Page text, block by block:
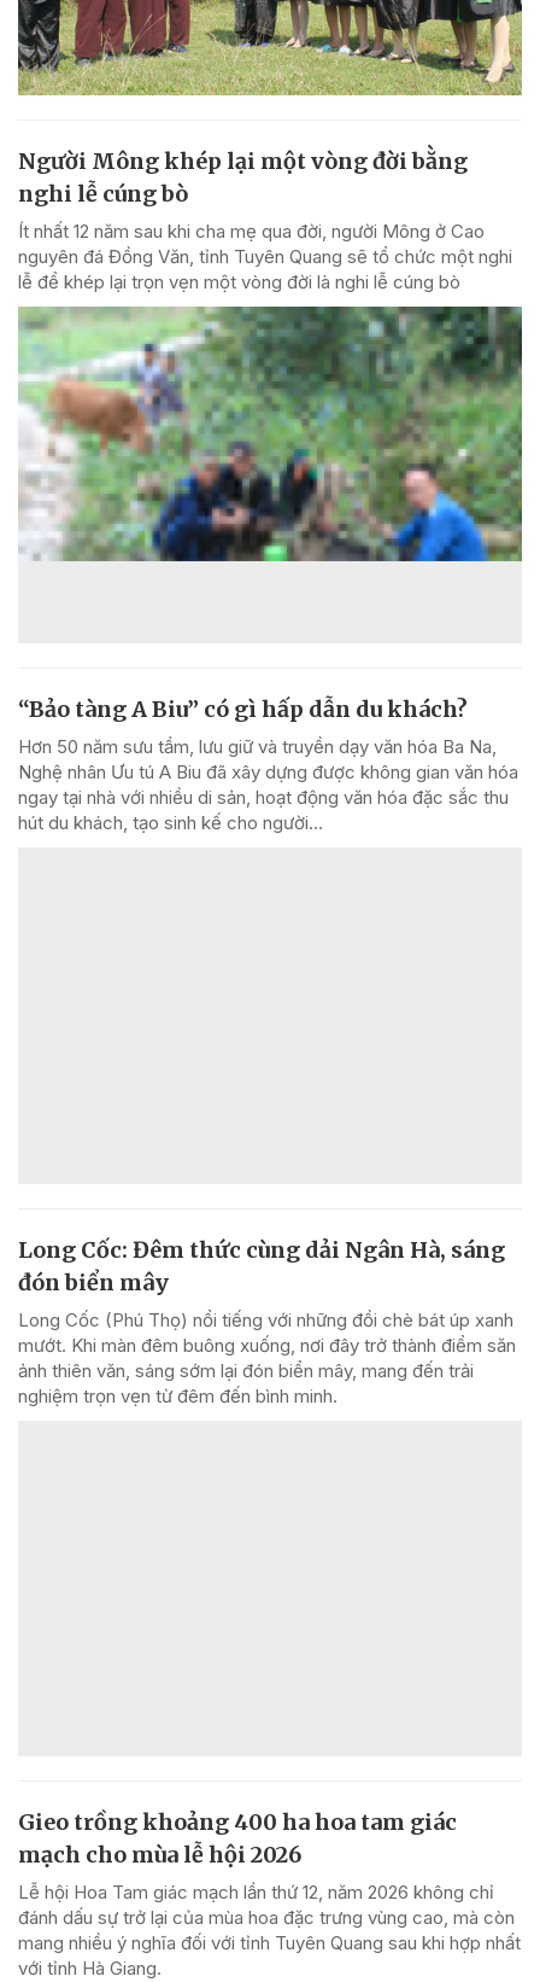
Người Mông khép lại một vòng đời bằng
nghi lễ cúng bò
Ít nhất 12 năm sau khi cha mẹ qua đời, người Mông ở Cao
nguyên đá Đồng Văn, tỉnh Tuyên Quang sẽ tổ chức một nghi
lễ để khép lại trọn vẹn một vòng đời là nghi lễ cúng bò
“Bảo tàng A Biu” có gì hấp dẫn du khách?
Hơn 50 năm sưu tầm, lưu giữ và truyền dạy văn hóa Ba Na,
Nghệ nhân Ưu tú A Biu đã xây dựng được không gian văn hóa
ngay tại nhà với nhiều di sản, hoạt động văn hóa đặc sắc thu
hút du khách, tạo sinh kế cho người...
Long Cốc: Đêm thức cùng dải Ngân Hà, sáng
đón biển mây
Long Cốc (Phú Thọ) nổi tiếng với những đồi chè bát úp xanh
mướt. Khi màn đêm buông xuống, nơi đây trở thành điểm săn
ảnh thiên văn, sáng sớm lại đón biển mây, mang đến trải
nghiệm trọn vẹn từ đêm đến bình minh.
Gieo trồng khoảng 400 ha hoa tam giác
mạch cho mùa lễ hội 2026
Lễ hội Hoa Tam giác mạch lần thứ 12, năm 2026 không chỉ
đánh dấu sự trở lại của mùa hoa đặc trưng vùng cao, mà còn
mang nhiều ý nghĩa đối với tỉnh Tuyên Quang sau khi hợp nhất
với tỉnh Hà Giang.